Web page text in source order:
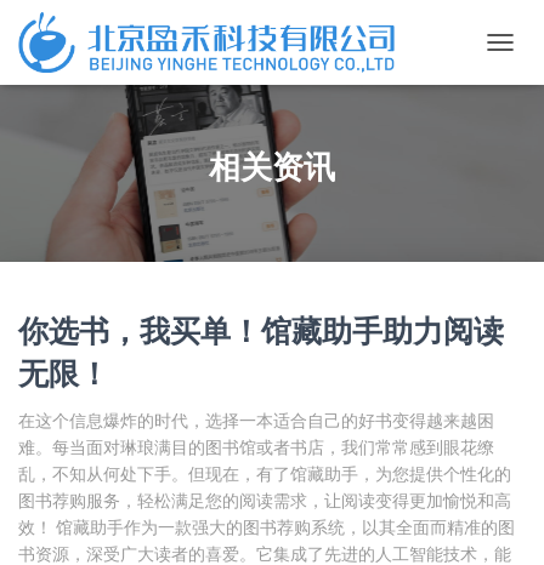
换
相关资讯
你选书，我买单！馆藏助手助力阅读
无限！
在这个信息爆炸的时代，选择一本适合自己的好书变得越来越困
难。每当面对琳琅满目的图书馆或者书店，我们常常感到眼花缭
乱，不知从何处下手。但现在，有了馆藏助手，为您提供个性化的
图书荐购服务，轻松满足您的阅读需求，让阅读变得更加愉悦和高
效！ 馆藏助手作为一款强大的图书荐购系统，以其全面而精准的图
书资源，深受广大读者的喜爱。它集成了先进的人工智能技术，能